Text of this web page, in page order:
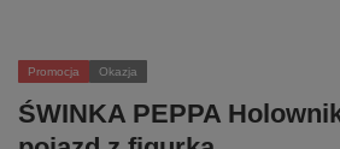
Promocja Okazja
ŚWINKA PEPPA